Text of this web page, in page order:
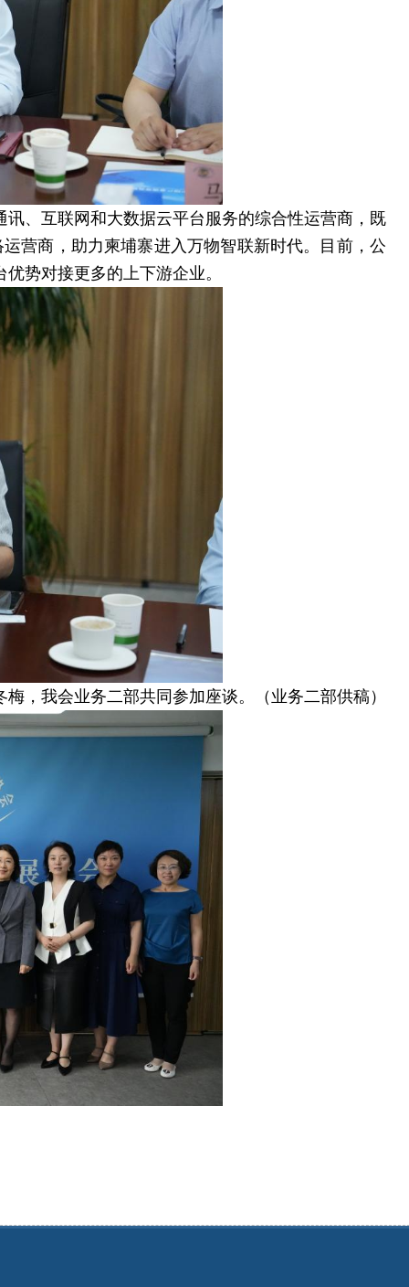
、互联网和大数据云平台服务的综合性运营商，既
营商，助力柬埔寨进入万物智联新时代。目前，公
势对接更多的上下游企业。
，我会业务二部共同参加座谈。（业务二部供稿）